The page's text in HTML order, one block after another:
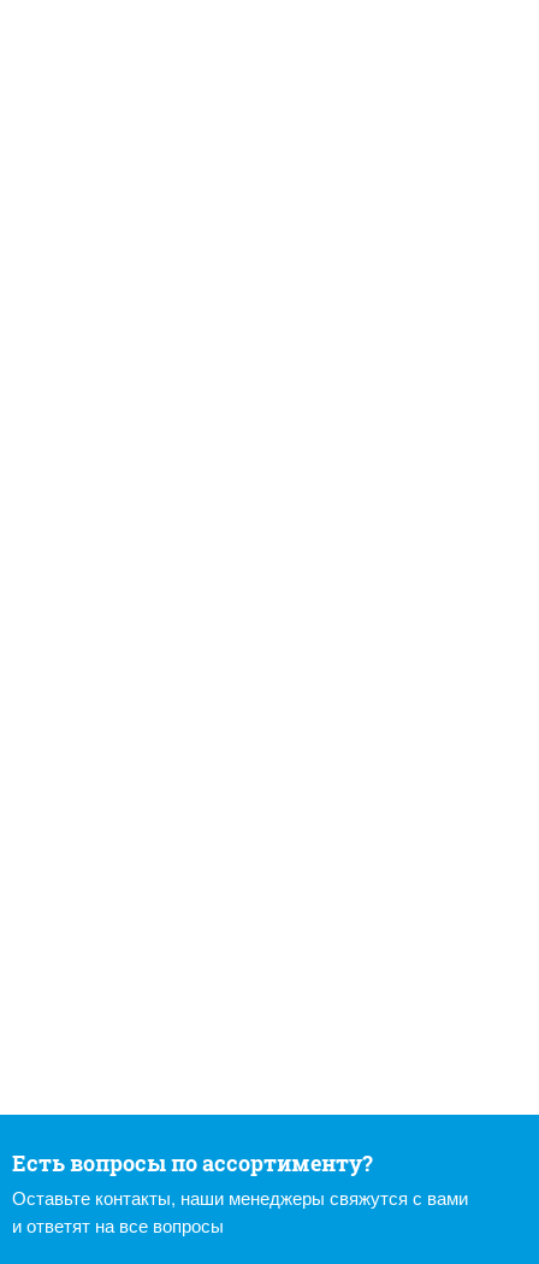
Есть вопросы по ассортименту?
Оставьте контакты, наши менеджеры свяжутся с вами
и ответят на все вопросы